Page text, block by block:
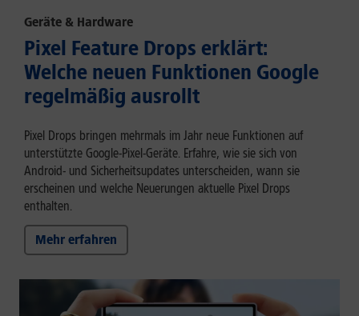
Geräte & Hardware
Pixel Feature Drops erklärt:
Welche neuen Funktionen Google
regelmäßig ausrollt
Pixel Drops bringen mehrmals im Jahr neue Funktionen auf
unterstützte Google-Pixel-Geräte. Erfahre, wie sie sich von
Android- und Sicherheitsupdates unterscheiden, wann sie
erscheinen und welche Neuerungen aktuelle Pixel Drops
enthalten.
Mehr erfahren